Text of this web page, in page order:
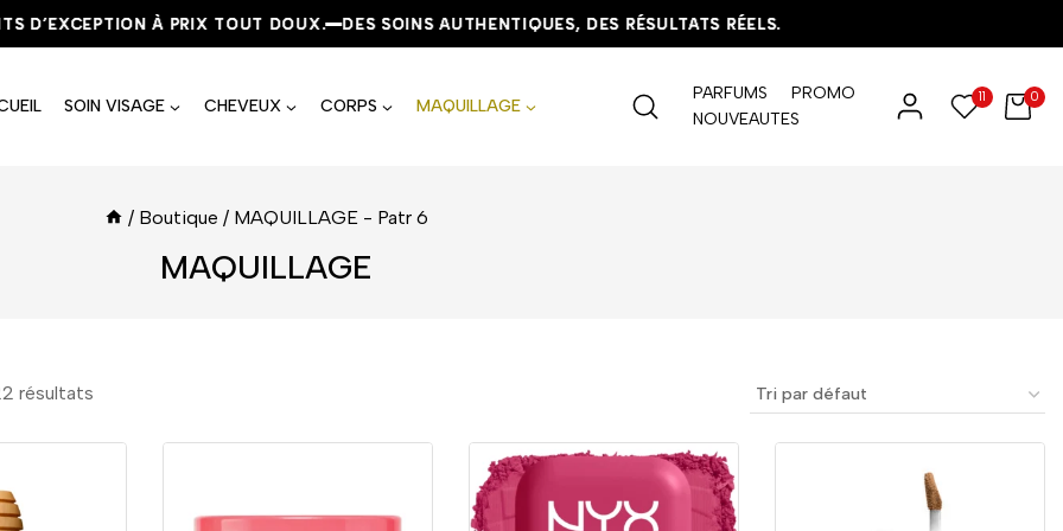
À PRIX TOUT DOUX. DES SOINS AUTHENTIQUES, DES RÉSULTATS RÉELS.
À PRIX TOUT DOUX. DES SOINS AUTHENTIQUES, DES RÉSULTATS RÉELS.
À PRIX TOUT DOUX. DES SOINS AUTHENTIQUES, DES RÉSULTATS RÉELS.
SOIN VISAGE CHEVEUX CORPS MAQUILLAGE
PARFUMS
PROMO
NOUVEAUTES
11 0
/ Boutique / MAQUILLAGE- Patr 6
MAQUILLAGE
résultats